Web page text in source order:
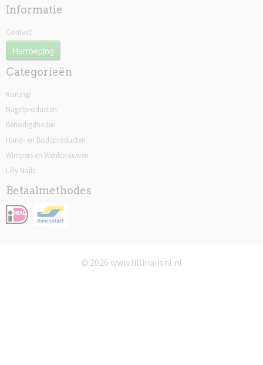
Informatie
Contact
Herroeping
Categorieën
Korting!
Nagelproducten
Benodigdheden
Hand- en Bodyproducten
Wimpers en Wenkbrauwen
Lilly Nails
Betaalmethodes
© 2026 www.lillinailsnl.nl